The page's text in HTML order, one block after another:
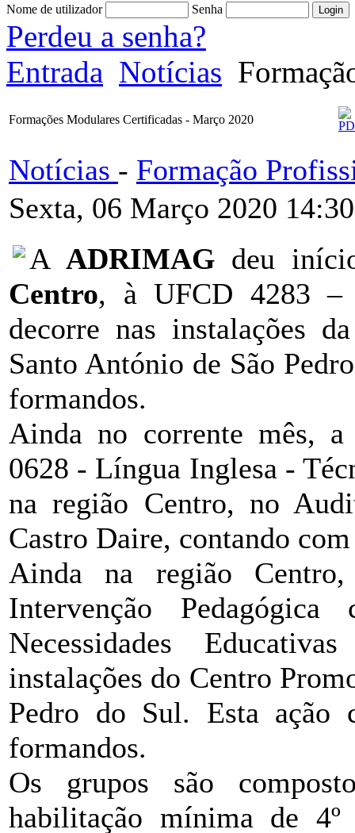
Nome de utilizador Senha
Perdeu a senha?
Entrada Notícias
Formações Modulares Certificadas - Março 2020
Notícias - Formação
Sexta, 06 Março 2020 14:30
A ADRIMAG deu
Centro, à UFCD 4283 –
decorre nas instalações
Santo António de São
formandos.
Ainda no corrente mês,
0628 - Língua Inglesa -
na região Centro, no
Castro Daire, contando
Ainda na região
Intervenção
Necessidades
instalações do Centro
Pedro do Sul. Esta ação
formandos.
Os grupos são
habilitação mínima de 4º